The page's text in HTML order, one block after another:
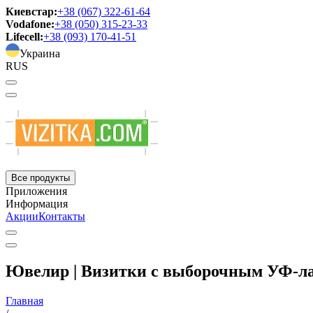
Киевстар:+38 (067) 322-61-64
Vodafone:+38 (050) 315-23-33
Lifecell:+38 (093) 170-41-51
Украина
RUS
Все продукты
Приложения
Информация
АкцииКонтакты
Ювелир | Визитки с выборочным УФ-
Главная